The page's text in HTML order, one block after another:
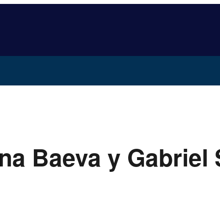
Baeva y Gabriel